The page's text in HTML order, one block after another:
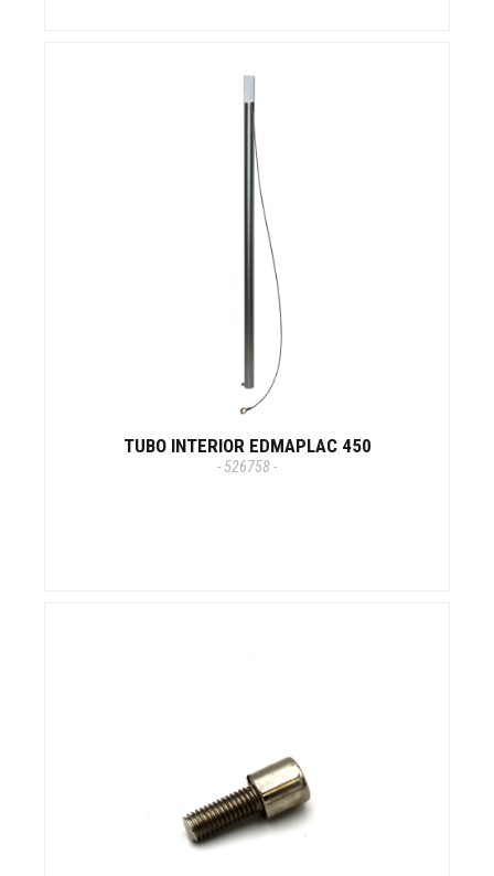
TUBO INTERIOR EDMAPLAC 450
- 526758 -